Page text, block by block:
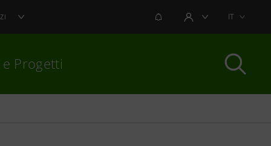
NOTIFICHEAREA UTENTEIT
e Progetti